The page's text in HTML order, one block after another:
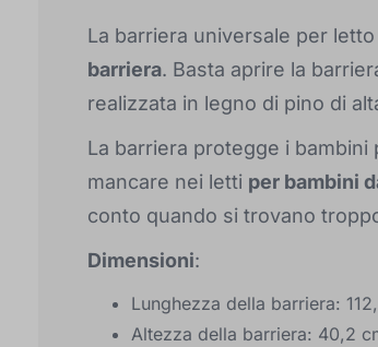
La barriera universale per
barriera. Basta aprire la
realizzata in legno di pino di
La barriera protegge i
mancare nei letti per bambini
conto quando si trovano
Dimensioni:
Lunghezza della barriera:
Altezza della barriera: 40,2